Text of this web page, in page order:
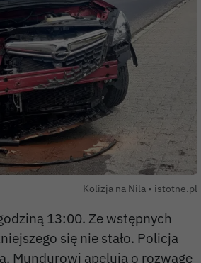
Kolizja na Nila • Autor
istotne.pl
13:00. Ze wstępnych
się nie stało. Policja
Mundurowi apelują o rozwagę